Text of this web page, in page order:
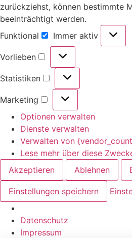
zurückziehst, können bestimmte
beeinträchtigt werden.
Funktional
Immer aktiv
Vorlieben
Statistiken
Marketing
Optionen verwalten
Dienste verwalten
Verwalten von
Lese mehr über diese
Akzeptieren
Ablehnen
Einstellungen speichern
Datenschutz
Impressum